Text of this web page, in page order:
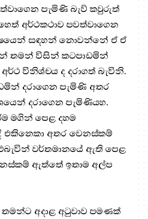
පැමිණි බැව් කවුරුත්
අර්ථකථාව පවත්වාගෙන
සඳහන් නොවන්නේ ඒ ඒ
තමන් විසින් කටපාඩමින්
විනිශ්චය ද දරාගත් බැවිනි.
දරාගෙන පැමිණි අතර
දරාගෙන පැමිණියහ.
මගින් පෙළ දහම
එකිනෙකා අතර වෙනස්කම්
වර්තමානයේ ඇති පෙළ
ඇත්තේ ඉතාම අල්ප
අදාළ අටුවාව පමණක්